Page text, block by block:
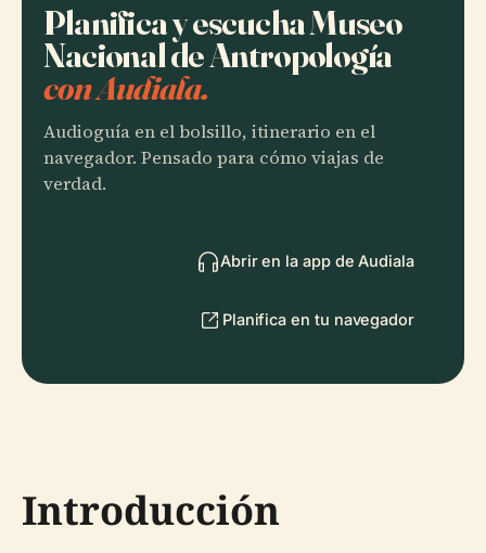
Planifica y escucha Museo
Nacional de Antropología
con Audiala.
Audioguía en el bolsillo, itinerario en el
navegador. Pensado para cómo viajas de
verdad.
Abrir en la app de Audiala
Planifica en tu navegador
Introducción